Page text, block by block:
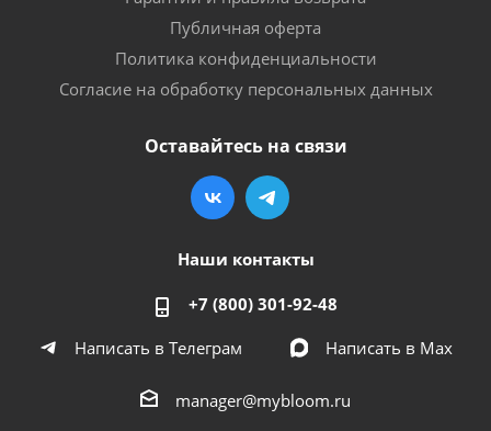
Публичная оферта
Политика конфиденциальности
Согласие на обработку персональных данных
Оставайтесь на связи
Наши контакты
+7 (800) 301-92-48
Написать в Телеграм
Написать в Мах
manager@mybloom.ru